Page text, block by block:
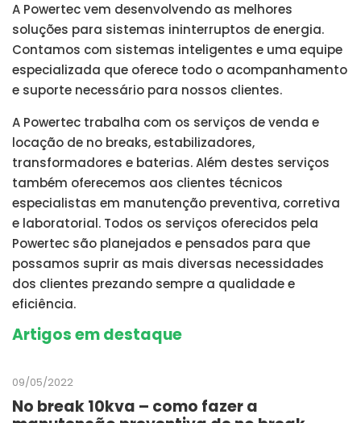
A Powertec vem desenvolvendo as melhores
soluções para sistemas ininterruptos de energia.
Contamos com sistemas inteligentes e uma equipe
especializada que oferece todo o acompanhamento
e suporte necessário para nossos clientes.
A Powertec trabalha com os serviços de venda e
locação de no breaks, estabilizadores,
transformadores e baterias. Além destes serviços
também oferecemos aos clientes técnicos
especialistas em manutenção preventiva, corretiva
e laboratorial. Todos os serviços oferecidos pela
Powertec são planejados e pensados para que
possamos suprir as mais diversas necessidades
dos clientes prezando sempre a qualidade e
eficiência.
Artigos em destaque
09/05/2022
No break 10kva – como fazer a